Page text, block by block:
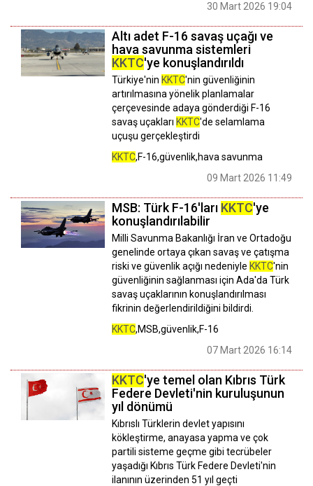
30 Mart 2026 19:04
Altı adet F-16 savaş uçağı ve
hava savunma sistemleri
KKTC'ye konuşlandırıldı
Türkiye'nin KKTC'nin güvenliğinin
artırılmasına yönelik planlamalar
çerçevesinde adaya gönderdiği F-16
savaş uçakları KKTC'de selamlama
uçuşu gerçekleştirdi
KKTC,F-16,güvenlik,hava savunma
09 Mart 2026 11:49
MSB: Türk F-16'ları KKTC'ye
konuşlandırılabilir
Milli Savunma Bakanlığı İran ve Ortadoğu
genelinde ortaya çıkan savaş ve çatışma
riski ve güvenlik açığı nedeniyle KKTC'nin
güvenliğinin sağlanması için Ada'da Türk
savaş uçaklarının konuşlandırılması
fikrinin değerlendirildiğini bildirdi.
KKTC,MSB,güvenlik,F-16
07 Mart 2026 16:14
KKTC'ye temel olan Kıbrıs Türk
Federe Devleti'nin kuruluşunun
yıl dönümü
Kıbrıslı Türklerin devlet yapısını
kökleştirme, anayasa yapma ve çok
partili sisteme geçme gibi tecrübeler
yaşadığı Kıbrıs Türk Federe Devleti'nin
ilanının üzerinden 51 yıl geçti